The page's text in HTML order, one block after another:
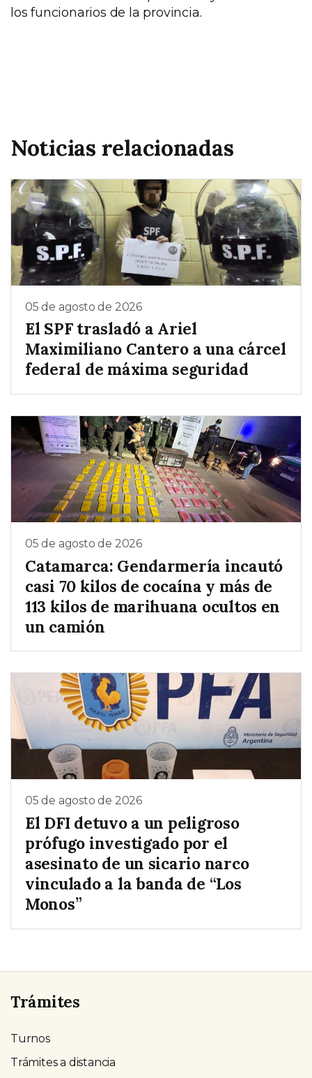
los funcionarios de la provincia.
Noticias relacionadas
05 de agosto de 2026
El SPF trasladó a Ariel
Maximiliano Cantero a una cárcel
federal de máxima seguridad
05 de agosto de 2026
Catamarca: Gendarmería incautó
casi 70 kilos de cocaína y más de
113 kilos de marihuana ocultos en
un camión
05 de agosto de 2026
El DFI detuvo a un peligroso
prófugo investigado por el
asesinato de un sicario narco
vinculado a la banda de “Los
Monos”
Trámites
Turnos
Trámites a distancia